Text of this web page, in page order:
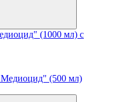
(1000 мл) с